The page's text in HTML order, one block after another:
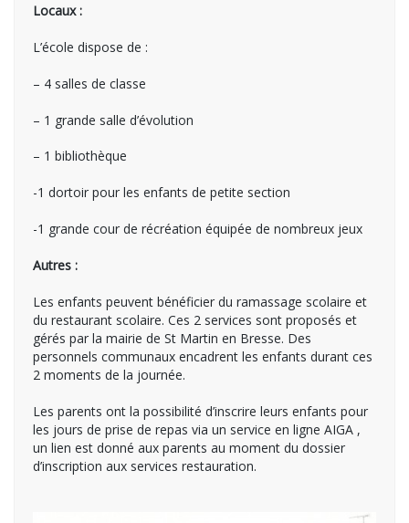
Locaux :
L’école dispose de :
– 4 salles de classe
– 1 grande salle d’évolution
– 1 bibliothèque
-1 dortoir pour les enfants de petite section
-1 grande cour de récréation équipée de nombreux jeux
Autres :
Les enfants peuvent bénéficier du ramassage scolaire et
du restaurant scolaire. Ces 2 services sont proposés et
gérés par la mairie de St Martin en Bresse. Des
personnels communaux encadrent les enfants durant ces
2 moments de la journée.
Les parents ont la possibilité d’inscrire leurs enfants pour
les jours de prise de repas via un service en ligne AIGA ,
un lien est donné aux parents au moment du dossier
d’inscription aux services restauration.